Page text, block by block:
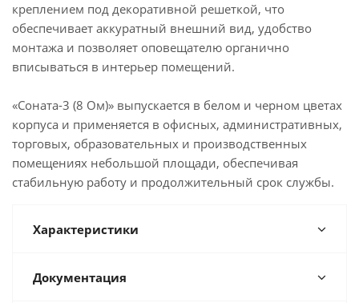
креплением под декоративной решеткой, что
обеспечивает аккуратный внешний вид, удобство
монтажа и позволяет оповещателю органично
вписываться в интерьер помещений.
«Соната-3 (8 Ом)» выпускается в белом и черном цветах
корпуса и применяется в офисных, административных,
торговых, образовательных и производственных
помещениях небольшой площади, обеспечивая
стабильную работу и продолжительный срок службы.
Характеристики
Документация